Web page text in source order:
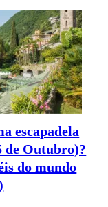
escapadela
de Outubro)?
do mundo